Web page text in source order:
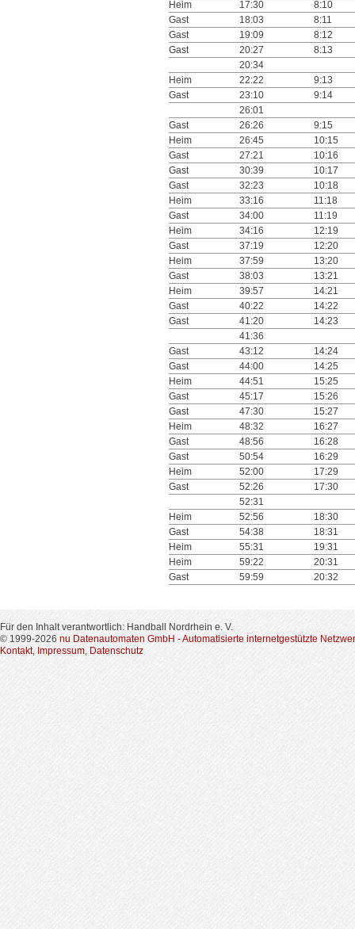
Heim
17:30
8:10
Gast
18:03
8:11
Gast
19:09
8:12
Gast
20:27
8:13
20:34
Heim
22:22
9:13
Gast
23:10
9:14
26:01
Gast
26:26
9:15
Heim
26:45
10:15
Gast
27:21
10:16
Gast
30:39
10:17
Gast
32:23
10:18
Heim
33:16
11:18
Gast
34:00
11:19
Heim
34:16
12:19
Gast
37:19
12:20
Heim
37:59
13:20
Gast
38:03
13:21
Heim
39:57
14:21
Gast
40:22
14:22
Gast
41:20
14:23
41:36
Gast
43:12
14:24
Gast
44:00
14:25
Heim
44:51
15:25
Gast
45:17
15:26
Gast
47:30
15:27
Heim
48:32
16:27
Gast
48:56
16:28
Gast
50:54
16:29
Heim
52:00
17:29
Gast
52:26
17:30
52:31
Heim
52:56
18:30
Gast
54:38
18:31
Heim
55:31
19:31
Heim
59:22
20:31
Gast
59:59 20:32
Für den Inhalt verantwortlich: Handball Nordrhein e. V.
© 1999-2026 nu Datenautomaten GmbH - Automatisierte internetgestützte
Kontakt, Impressum, Datenschutz